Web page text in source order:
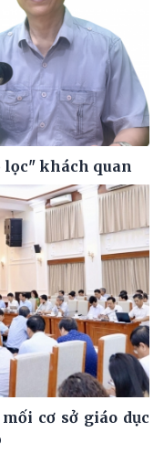
lọc" khách quan
cơ sở giáo dục